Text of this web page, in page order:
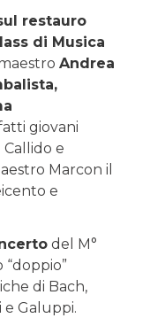
restauro
di Musica
Andrea
giovani
e
Marcon il
e
del M°
di Bach,
e Galuppi.